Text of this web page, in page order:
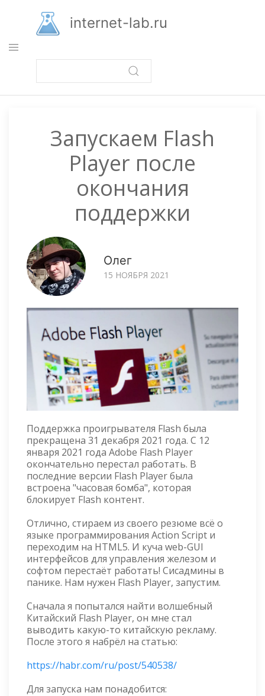
основному
содержанию
internet-lab.ru
Запускаем Flash
Player после
окончания
поддержки
Олег
15 НОЯБРЯ 2021
Поддержка проигрывателя Flash была
прекращена 31 декабря 2021 года. С 12
января 2021 года Adobe Flash Player
окончательно перестал работать. В
последние версии Flash Player была
встроена "часовая бомба", которая
блокирует Flash контент.
Отлично, стираем из своего резюме всё о
языке программирования Action Script и
переходим на HTML5. И куча web-GUI
интерфейсов для управления железом и
софтом перестаёт работать! Сисадмины в
панике. Нам нужен Flash Player, запустим.
Сначала я попытался найти волшебный
Китайский Flash Player, он мне стал
выводить какую-то китайскую рекламу.
После этого я набрёл на статью:
https://habr.com/ru/post/540538/
Для запуска нам понадобится: